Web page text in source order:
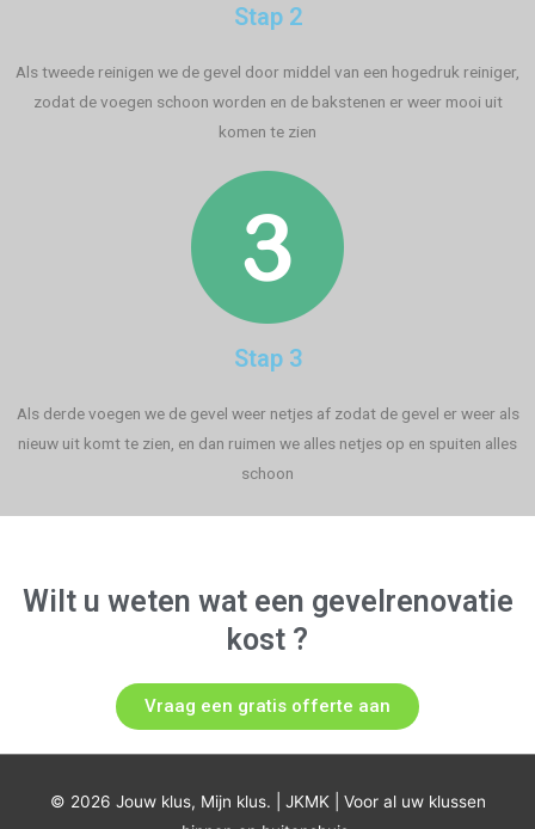
Stap 2
Als tweede reinigen we de gevel door middel van een hogedruk reiniger,
zodat de voegen schoon worden en de bakstenen er weer mooi uit
komen te zien
Stap 3
Als derde voegen we de gevel weer netjes af zodat de gevel er weer als
nieuw uit komt te zien, en dan ruimen we alles netjes op en spuiten alles
schoon
Wilt u weten wat een gevelrenovatie
kost ?
Vraag een gratis offerte aan
© 2026 Jouw klus, Mijn klus. | JKMK | Voor al uw klussen